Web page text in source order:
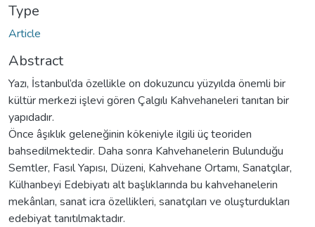
Type
Article
Abstract
Yazı, İstanbul’da özellikle on dokuzuncu yüzyılda önemli bir
kültür merkezi işlevi gören Çalgılı Kahvehaneleri tanıtan bir
yapıdadır.
Önce âşıklık geleneğinin kökeniyle ilgili üç teoriden
bahsedilmektedir. Daha sonra Kahvehanelerin Bulunduğu
Semtler, Fasıl Yapısı, Düzeni, Kahvehane Ortamı, Sanatçılar,
Külhanbeyi Edebiyatı alt başlıklarında bu kahvehanelerin
mekânları, sanat icra özellikleri, sanatçıları ve oluşturdukları
edebiyat tanıtılmaktadır.